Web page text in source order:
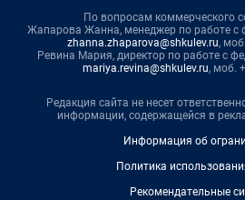
По вопросам коммерческого
Жапарова Жанна, менеджер по работе с
zhanna.zhaparova@shkulev.ru,
Ревина Мария, директор по работе с
mariya.revina@shkulev.ru, моб.
Редакция сайта не несет
информации, содержащейся в
Информация об
Политика
Рекомендательные